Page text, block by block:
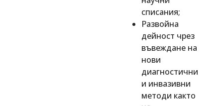
списания;
Развойна
дейност чрез
въвеждане на
нови
диагностични
и инвазивни
методи както